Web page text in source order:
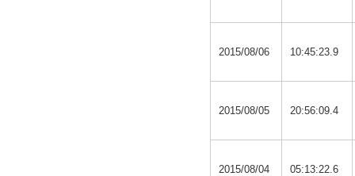
2015/08/06 10:45:23.9
2015/08/05 20:56:09.4
2015/08/04 05:13:22.6